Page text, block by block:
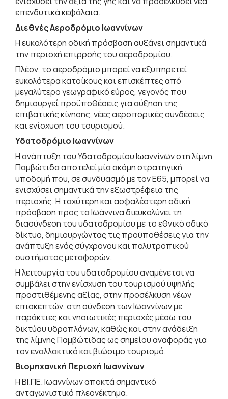
επενδυτικά κεφάλαια.
Διεθνές Αεροδρόμιο Ιωαννίνων
Η ευκολότερη οδική πρόσβαση αυξάνει σημαντικά
την περιοχή επιρροής του αεροδρομίου.
Πλέον, το αεροδρόμιο μπορεί να εξυπηρετεί
ευκολότερα κατοίκους και επισκέπτες από
μεγαλύτερο γεωγραφικό εύρος, γεγονός που
δημιουργεί προϋποθέσεις για αύξηση της
επιβατικής κίνησης, νέες αεροπορικές συνδέσεις
και ενίσχυση του τουρισμού.
Υδατοδρόμιο Ιωαννίνων
Η ανάπτυξη του Υδατοδρομίου Ιωαννίνων στη λίμνη
Παμβώτιδα αποτελεί μία ακόμη στρατηγική
υποδομή που, σε συνδυασμό με τον Ε65, μπορεί να
ενισχύσει σημαντικά την εξωστρέφεια της
περιοχής. Η ταχύτερη και ασφαλέστερη οδική
πρόσβαση προς τα Ιωάννινα διευκολύνει τη
διασύνδεση του υδατοδρομίου με το εθνικό οδικό
δίκτυο, δημιουργώντας τις προϋποθέσεις για την
ανάπτυξη ενός σύγχρονου και πολυτροπικού
συστήματος μεταφορών.
Η λειτουργία του υδατοδρομίου αναμένεται να
συμβάλει στην ενίσχυση του τουρισμού υψηλής
προστιθέμενης αξίας, στην προσέλκυση νέων
επισκεπτών, στη σύνδεση των Ιωαννίνων με
παράκτιες και νησιωτικές περιοχές μέσω του
δικτύου υδροπλάνων, καθώς και στην ανάδειξη
της λίμνης Παμβώτιδας ως σημείου αναφοράς για
τον εναλλακτικό και βιώσιμο τουρισμό.
Βιομηχανική Περιοχή Ιωαννίνων
Η ΒΙ.ΠΕ. Ιωαννίνων αποκτά σημαντικό
ανταγωνιστικό πλεονέκτημα.